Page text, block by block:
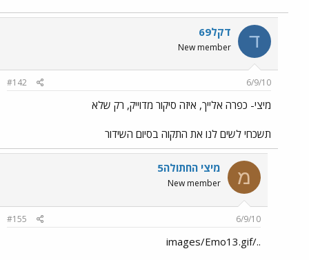
ד דקל69
New member
6/9/10
#142
מיצי- כפרה אלייך, איזה סיקור מדוייק, רק שלא
תשכחי לשים לנו את התקוה בסיום השידור
מ מיצי החתולה5
New member
6/9/10
#155
../images/Emo13.gif